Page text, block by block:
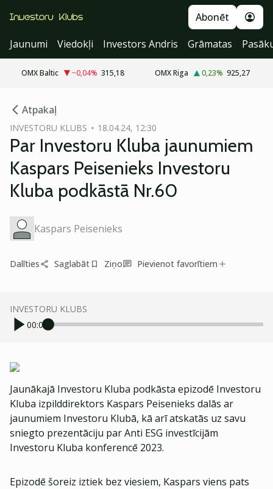
Abonēt
Jaunumi
Viedokļi Investors Andris Grāmatas
OMX Baltic −0,04% 315,18 OMX Riga 0,23% 925,27
Atpakaļ
INVESTORU KLUBS 18.04.24, 12:30
Par Investoru Kluba jaunumiem
Kaspars Peisenieks Investoru
Kluba podkāstā Nr.60
Kaspars Peisenieks
Dalīties Saglabāt Ziņo Pievienot favorītiem
INVESTORU KLUBS
00:00
Jaunākajā Investoru Kluba podkāsta epizodē Investoru
Kluba izpilddirektors Kaspars Peisenieks dalās ar
jaunumiem Investoru Klubā, kā arī atskatās uz savu
sniegto prezentāciju par Anti ESG investīcijām
Investoru Kluba konferencē 2023.
Epizodē šoreiz iztiek bez viesiem, Kaspars viens pats